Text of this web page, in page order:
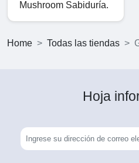
Mushroom Sabiduría.
Home Todas las tiendas
Hoja